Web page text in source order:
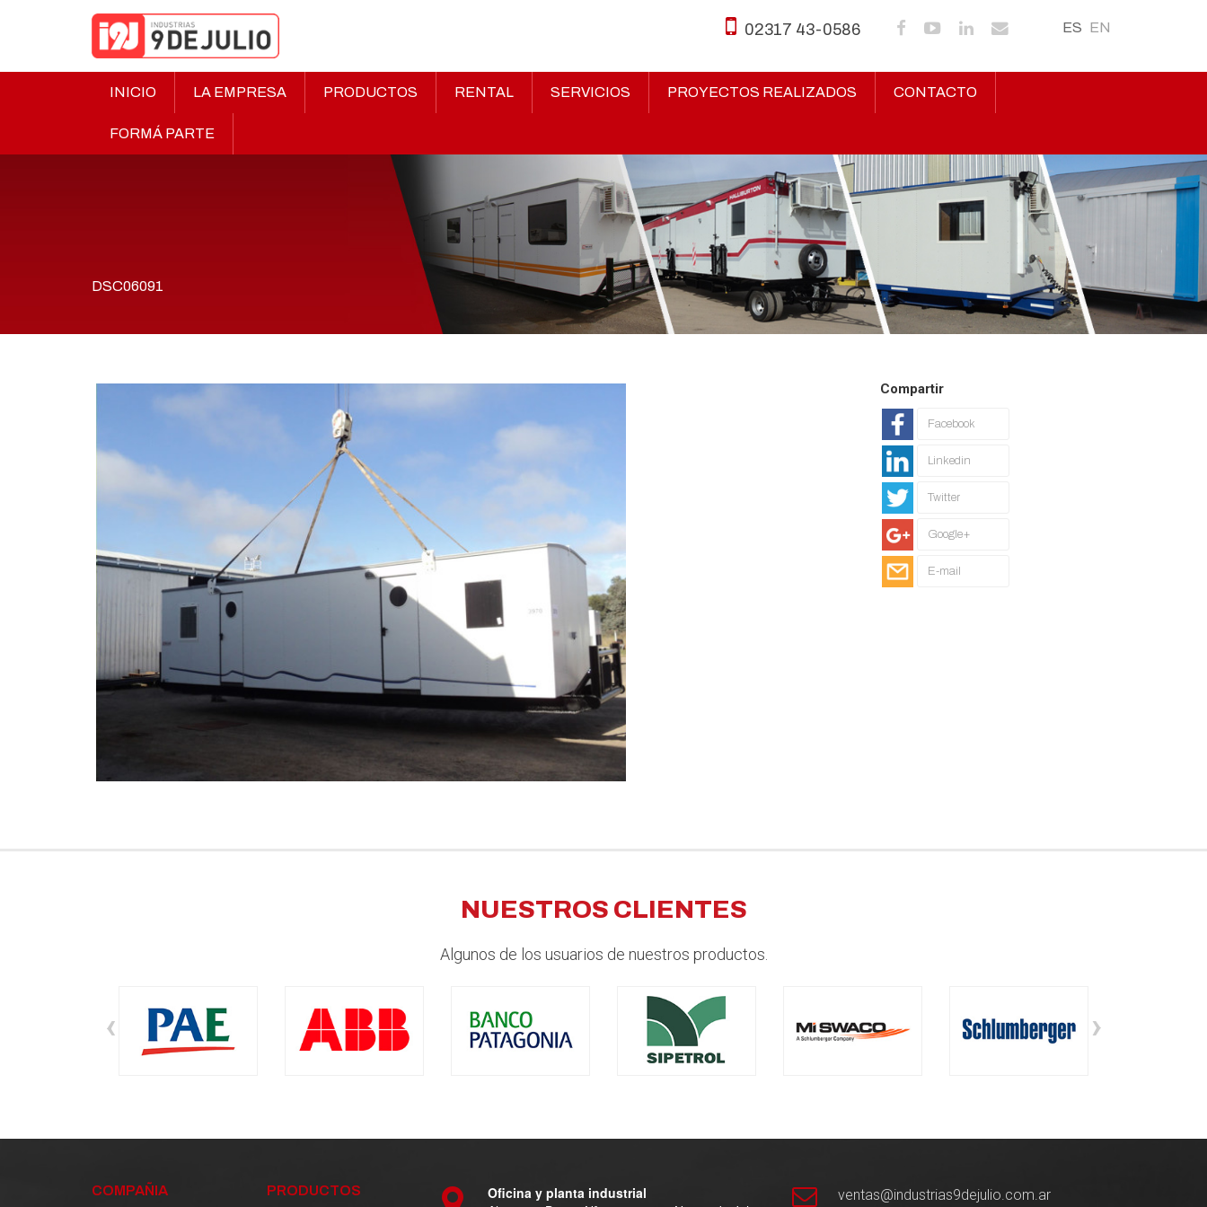
ES EN
02317 43-0586
INICIO LA EMPRESA PRODUCTOS RENTAL SERVICIOS PROYECTOS REALIZADOS CONTACTO
FORMÁ PARTE
DSC06091
Compartir
Facebook
Linkedin
Twitter
Google+
E-mail
NUESTROS CLIENTES
Algunos de los usuarios de nuestros productos.
‹ ›
COMPAÑIA PRODUCTOS
Oficina y planta industrial
ventas@industrias9dejulio.com.ar